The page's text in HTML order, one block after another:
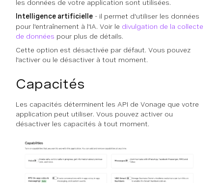
les données de votre application sont utilisées.
Intelligence artificielle - il permet d'utiliser les données
pour l'entraînement à l'IA. Voir le divulgation de la collecte
de données pour plus de détails.
Cette option est désactivée par défaut. Vous pouvez
l'activer ou le désactiver à tout moment.
Capacités
Les capacités déterminent les API de Vonage que votre
application peut utiliser. Vous pouvez activer ou
désactiver les capacités à tout moment.